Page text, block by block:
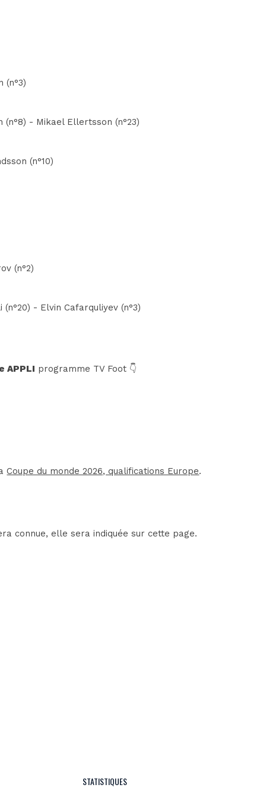
(n°3)
- Mikael Ellertsson (n°23)
(n°10)
(n°2)
- Elvin Cafarquliyev (n°3)
APPLI programme TV Foot 👇
Coupe du monde 2026, qualifications Europe.
connue, elle sera indiquée sur cette page.
STATISTIQUES